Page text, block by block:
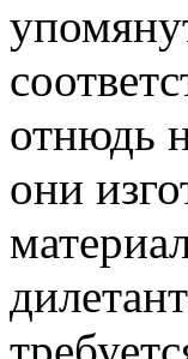
отнюдь
они